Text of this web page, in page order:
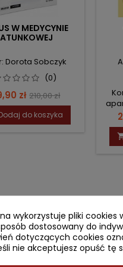
W MEDYCYNIE
Dorota Sobczyk
(0)
zł Cena
podstawowa
210,00 zł
do koszyka
wykorzystuje pliki cookies
dostosowany do
dotyczących cookies
nie akceptujesz opuść tę